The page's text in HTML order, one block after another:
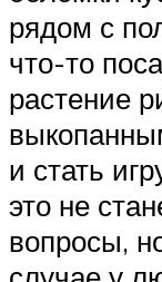
рядом с
что-то
растение
и стать
это не
вопросы,